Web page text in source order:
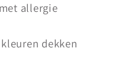
allergie
dekken